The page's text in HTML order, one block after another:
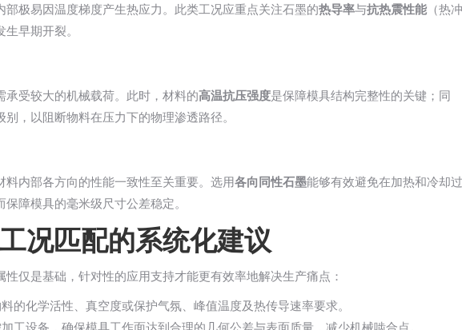
极易因温度梯度产生热应力。此类工况应重点关注石墨的热导率与抗热震性能 （热冲
早期开裂。
受较大的机械载荷。此时，材料的高温抗压强度是保障模具结构完整性的关键；同
别，以阻断物料在压力下的物理渗透路径。
内部各方向的性能一致性至关重要。选用各向同性石墨能够有效避免在加热和冷却过
障模具的毫米级尺寸公差稳定。
况匹配的系统化建议
仅是基础，针对性的应用支持才能更有效率地解决生产痛点：
的化学活性、真空度或保护气氛、峰值温度及热传导速率要求。